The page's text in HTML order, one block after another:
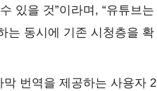
있을 것”이라며, “유튜브는
는 동시에 기존 시청층을 확
막 번역을 제공하는 사용자 2